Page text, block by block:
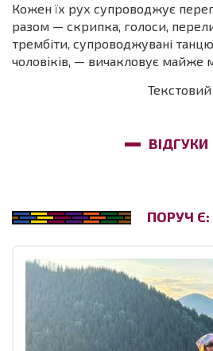
Кожен їх рух супроводжує
разом — скрипка, голоси,
трембіти, супроводжувані
чоловіків, — вичакловує майже
ВІДГУКИ
ПОРУЧ Є: